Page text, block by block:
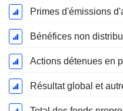
Primes d'émissions
Bénéfices non
Actions détenues en
Résultat global et